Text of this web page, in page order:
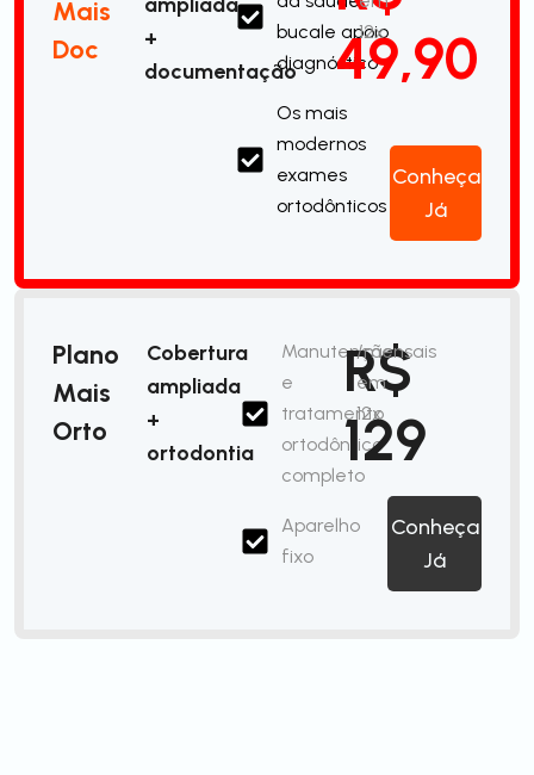
Mais
Doc
+
documentação
bucale apoio
diagnóstico
Os mais
modernos
exames
ortodônticos
49,90
12x
Conheça
Já
Plano
Mais
Orto
Cobertura
ampliada
+
ortodontia
Manutenção
e
tratamento
ortodôntico
completo
Aparelho
fixo
R$
129
/mensais
em
12x
Conheça
Já